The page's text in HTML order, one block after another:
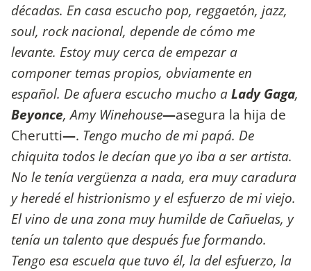
décadas. En casa escucho pop, reggaetón, jazz,
soul, rock nacional, depende de cómo me
levante. Estoy muy cerca de empezar a
componer temas propios, obviamente en
español. De afuera escucho mucho aLady Gaga,
Beyonce, Amy Winehouse—asegura la hija de
Cherutti—. Tengo mucho de mi papá. De
chiquita todos le decían que yo iba a ser artista.
No le tenía vergüenza a nada, era muy caradura
y heredé el histrionismo y el esfuerzo de mi viejo.
El vino de una zona muy humilde de Cañuelas, y
tenía un talento que después fue formando.
Tengo esa escuela que tuvo él, la del esfuerzo, la